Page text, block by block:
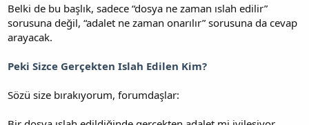
Belki de bu başlık, sadece “dosya ne zaman ıslah edilir”
sorusuna değil, “adalet ne zaman onarılır” sorusuna da cevap
arayacak.
Peki Sizce Gerçekten Islah Edilen Kim?
Sözü size bırakıyorum, forumdaşlar: